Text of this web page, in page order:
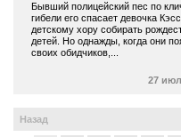
Бывший полицейский пес по
гибели его спасает девочка
детскому хору собирать
детей. Но однажды, когда они
своих обидчиков,...
27
Назад